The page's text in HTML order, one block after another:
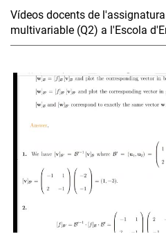
Vídeos docents de
multivariable (Q2) a l'Escola